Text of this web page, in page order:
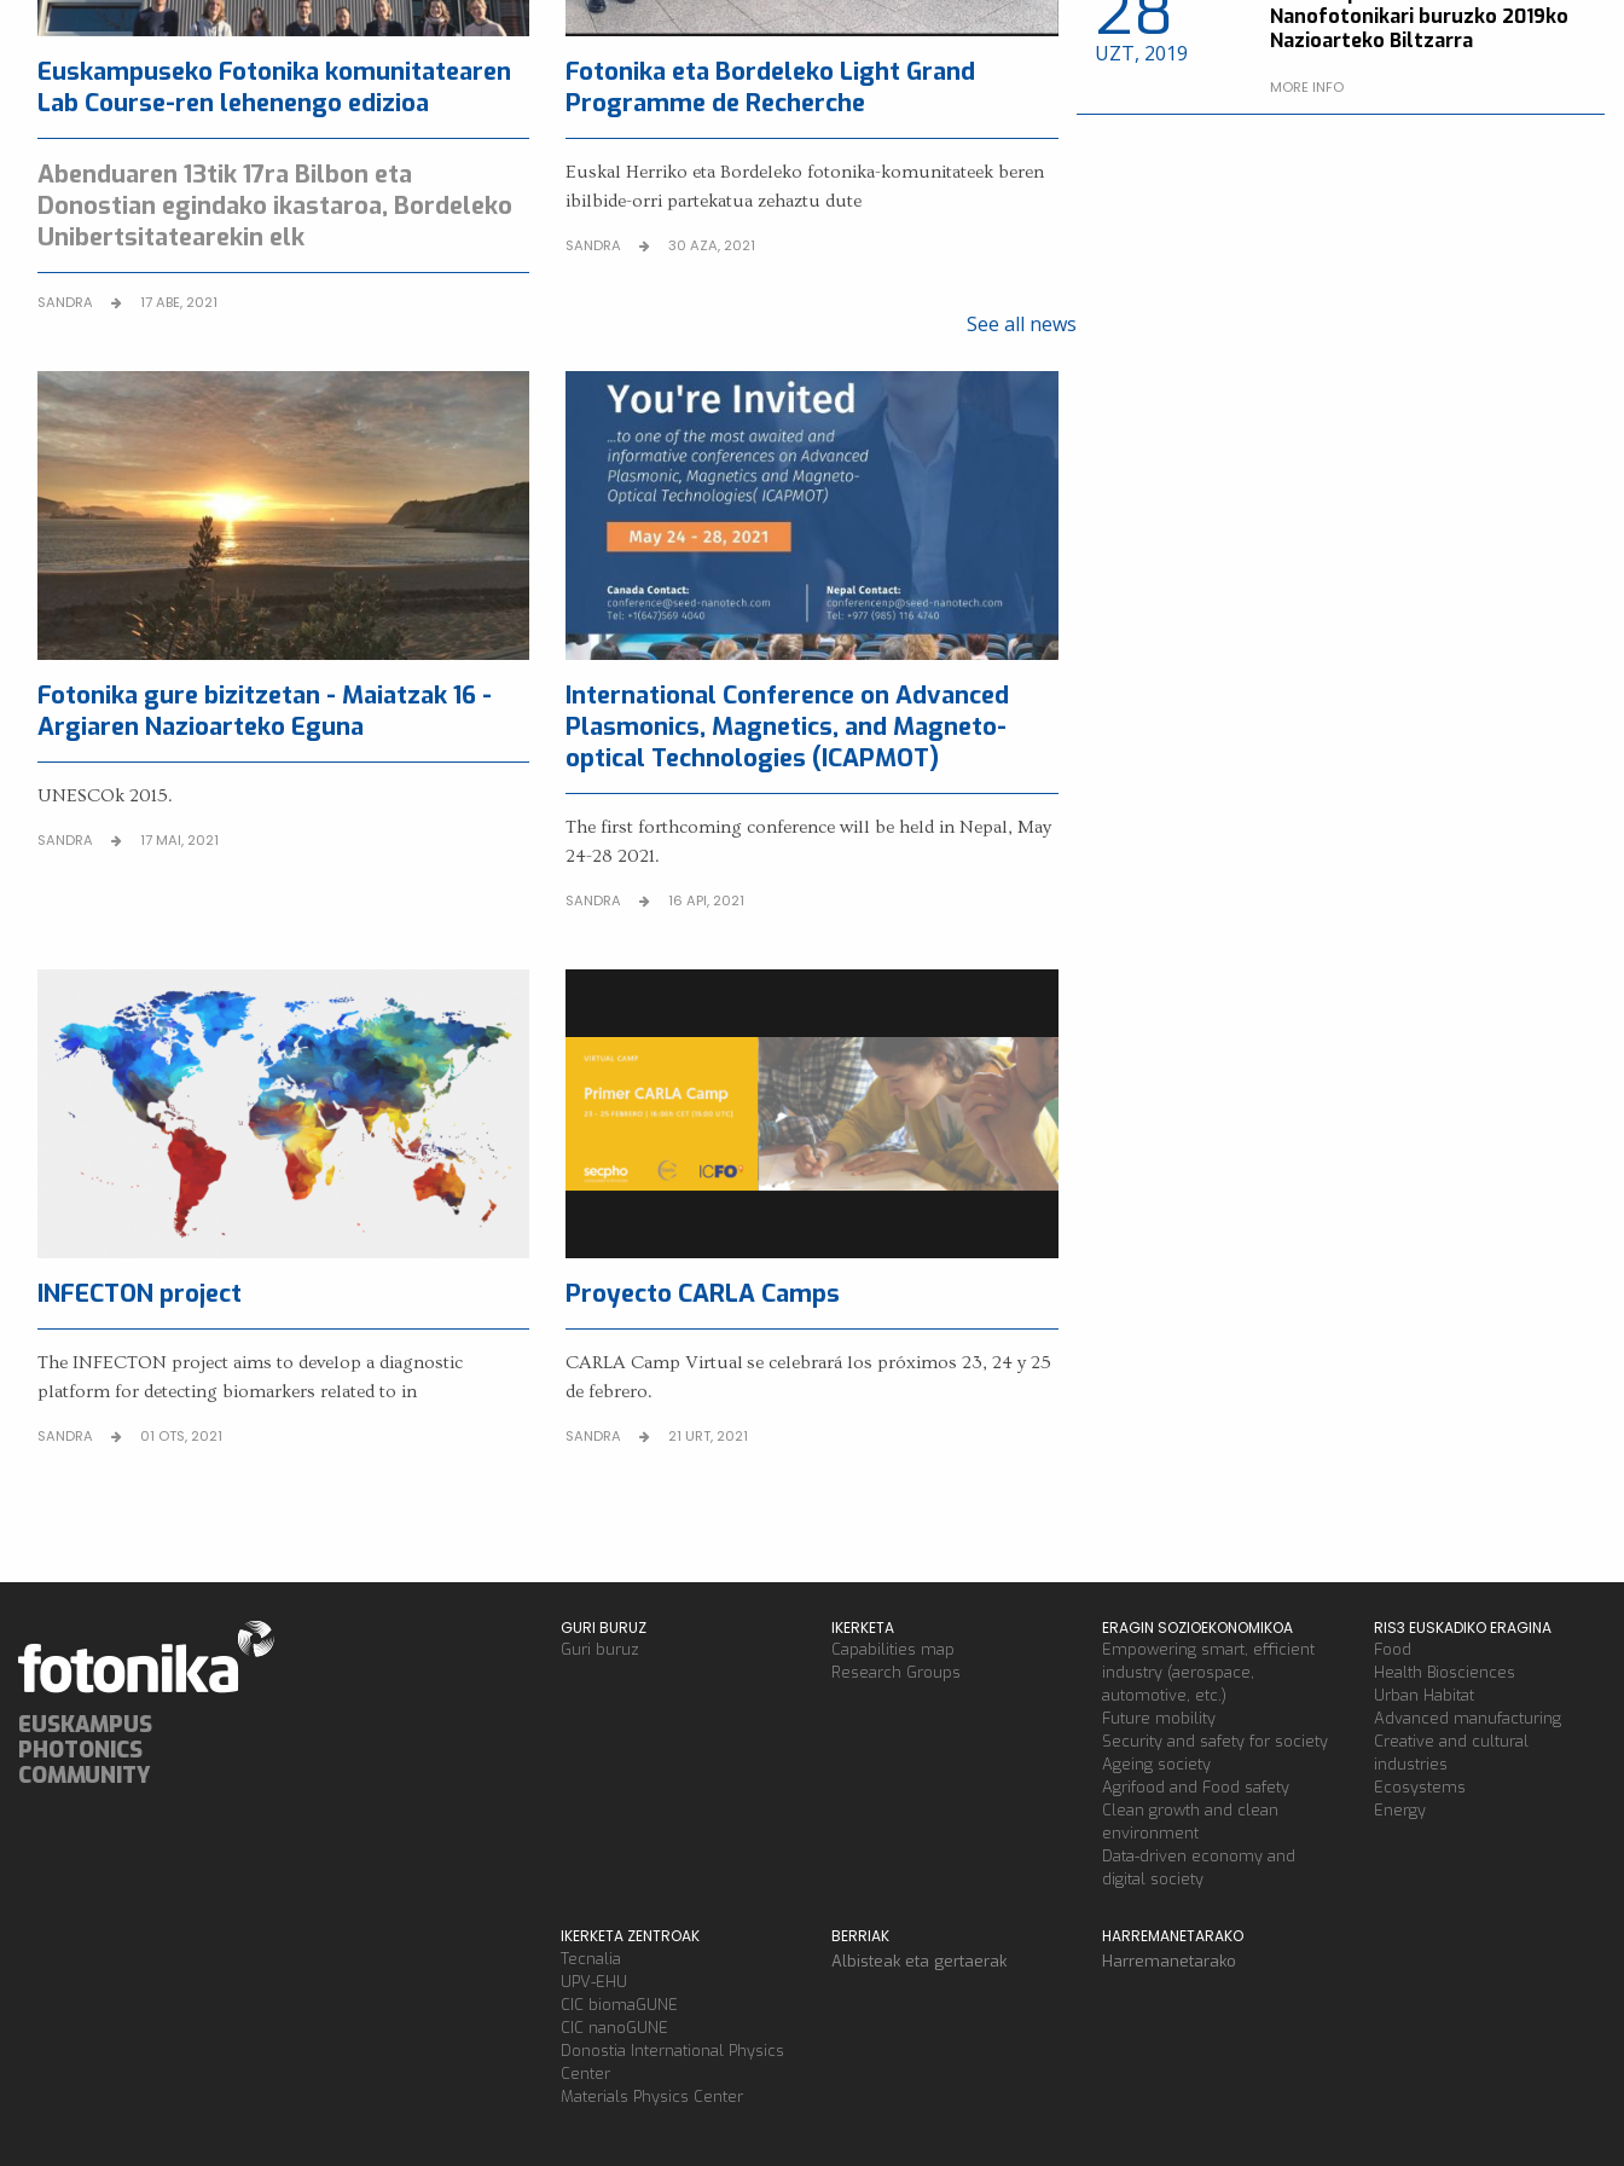
Euskampuseko Fotonika komunitatearen
Lab Course-ren lehenengo edizioa
Abenduaren 13tik 17ra Bilbon eta
Donostian egindako ikastaroa, Bordeleko
Unibertsitatearekin elk
SANDRA 17 ABE, 2021
Fotonika eta Bordeleko Light Grand
Programme de Recherche
Euskal Herriko eta Bordeleko fotonika-komunitateek beren
ibilbide-orri partekatua zehaztu dute
SANDRA 30 AZA, 2021
Fotonika gure bizitzetan - Maiatzak 16 -
Argiaren Nazioarteko Eguna
UNESCOk 2015.
SANDRA 17 MAI, 2021
International Conference on Advanced
Plasmonics, Magnetics, and Magneto-
optical Technologies (ICAPMOT)
The first forthcoming conference will be held in Nepal, May
24-28 2021.
SANDRA 16 API, 2021
INFECTON project
The INFECTON project aims to develop a diagnostic
platform for detecting biomarkers related to in
SANDRA 01 OTS, 2021
Proyecto CARLA Camps
CARLA Camp Virtual se celebrará los próximos 23, 24 y 25
de febrero.
SANDRA 21 URT, 2021
See all news
UZT, 2019
Nanofotonikari buruzko 2019ko
Nazioarteko Biltzarra
MORE INFO
GURI BURUZ
Guri buruz
IKERKETA
Capabilities map
Research Groups
IKERKETA ZENTROAK
Tecnalia
UPV-EHU
CIC biomaGUNE
CIC nanoGUNE
Donostia International Physics
Center
Materials Physics Center
ERAGIN SOZIOEKONOMIKOA
Empowering smart, efficient
industry (aerospace,
automotive, etc.)
Future mobility
Security and safety for society
Ageing society
Agrifood and Food safety
Clean growth and clean
environment
Data-driven economy and
digital society
RIS3 EUSKADIKO ERAGINA
Food
Health Biosciences
Urban Habitat
Advanced manufacturing
Creative and cultural
industries
Ecosystems
Energy
BERRIAK
Albisteak eta gertaerak
HARREMANETARAKO
Harremanetarako
EUSKAMPUS
PHOTONICS
COMMUNITY